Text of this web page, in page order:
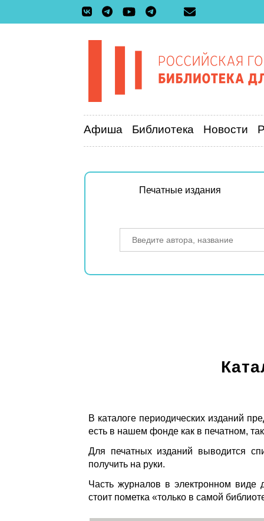
Афиша Библиотека Новости
Печатные издания
В каталоге периодических изданий
есть в нашем фонде как в печатном,
Для печатных изданий выводится
получить на руки.
Часть журналов в электронном виде
стоит пометка «только в самой